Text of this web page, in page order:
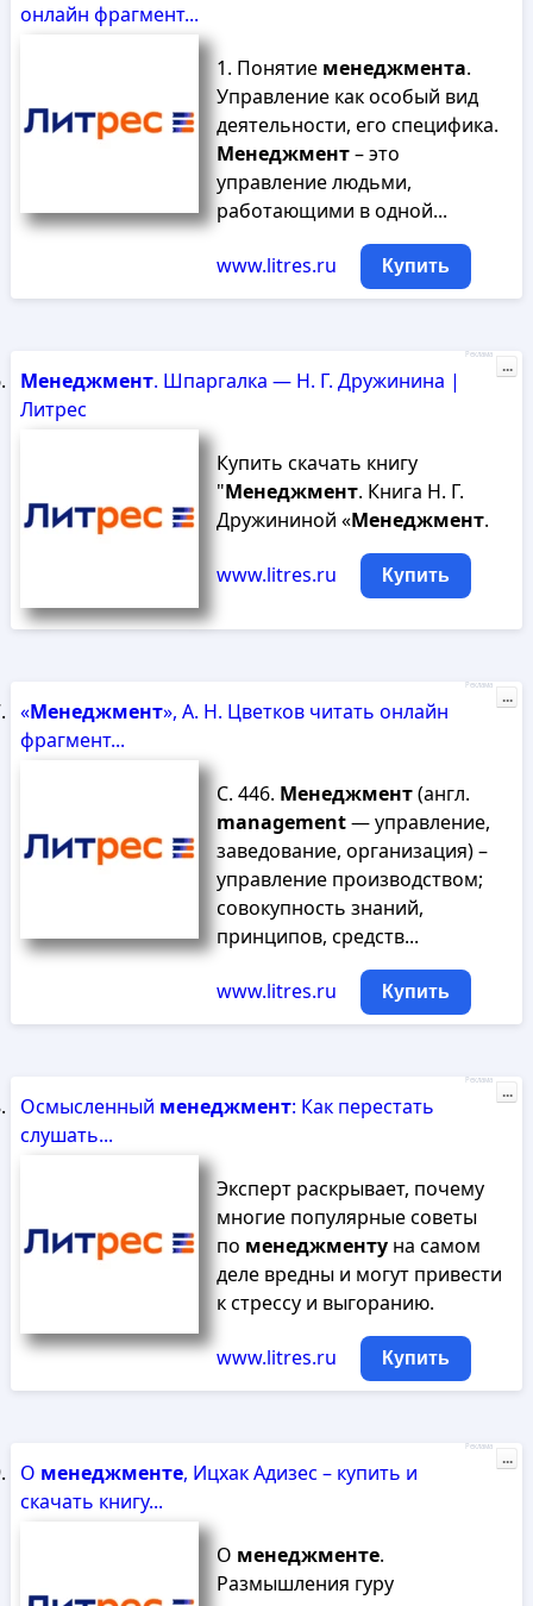
онлайн фрагмент...
1. Понятие менеджмента.
Управление как особый вид
деятельности, его специфика.
Менеджмент– это
управление людьми,
работающими в одной...
www.litres.ru Купить
Менеджмент. Шпаргалка — Н. Г. Дружинина |
Литрес
Купить скачать книгу
"Менеджмент. Книга Н. Г.
Дружининой «Менеджмент.
www.litres.ru Купить
Реклама
...
«Менеджмент», А. Н. Цветков читать онлайн
фрагмент...
С. 446. Менеджмент(англ.
management— управление,
заведование, организация) –
управление производством;
совокупность знаний,
принципов, средств...
www.litres.ru Купить
Реклама
...
Осмысленный менеджмент: Как перестать
слушать...
Эксперт раскрывает, почему
многие популярные советы
по менеджментуна самом
деле вредны и могут привести
к стрессу и выгоранию.
www.litres.ru Купить
Реклама
...
О менеджменте, Ицхак Адизес – купить и
скачать книгу...
О менеджменте.
Размышления гуру
Реклама
...